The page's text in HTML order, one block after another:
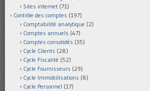
Sites internet (71)
Contrôle des comptes (197)
Comptabilité analytique (2)
Comptes annuels (47)
Comptes consolidés (35)
Cycle Clients (28)
Cycle Fiscalité (52)
Cycle Fournisseurs (29)
Cycle Immobilisations (8)
Cycle Personnel (17)